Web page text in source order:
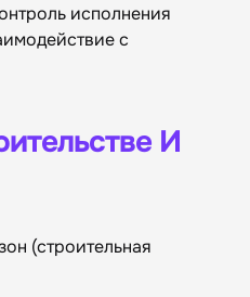
исполнения
с
И
(строительная